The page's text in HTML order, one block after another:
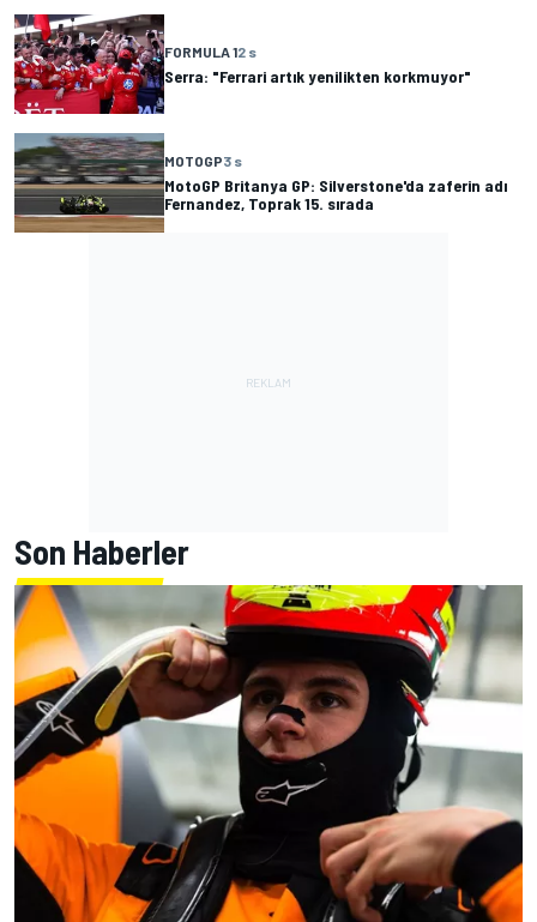
FORMULA 12 s
Serra: "Ferrari artık yenilikten korkmuyor"
MOTOGP3 s
MotoGP Britanya GP: Silverstone'da zaferin adı
Fernandez, Toprak 15. sırada
Son Haberler